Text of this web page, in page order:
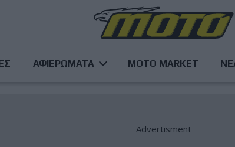
ΑΦΙΕΡΩΜΑΤΑ MOTO MARKET